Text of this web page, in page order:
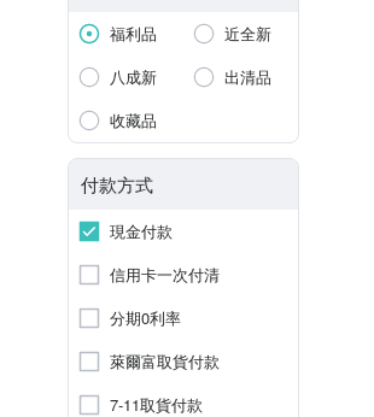
福利品
近全新
八成新
出清品
收藏品
付款方式
現金付款
信用卡一次付清
分期0利率
萊爾富取貨付款
7-11取貨付款